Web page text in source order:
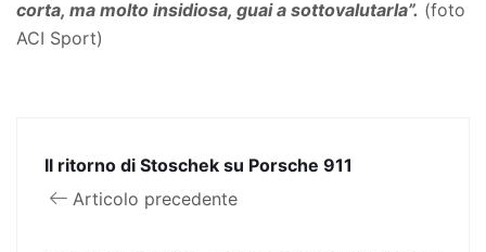
corta, ma molto insidiosa, guai a sottovalutarla”. (foto
ACI Sport)
Il ritorno di Stoschek su Porsche 911
Articolo precedente